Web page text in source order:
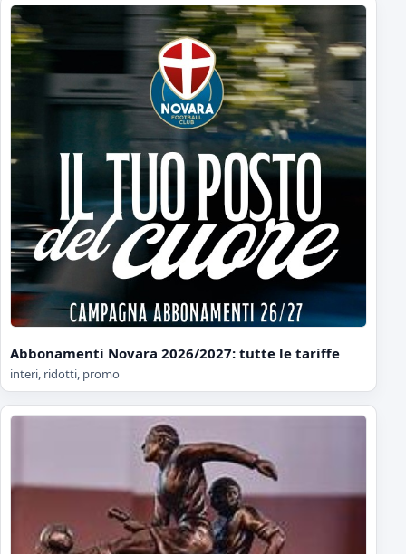
Abbonamenti Novara 2026/2027: tutte le tariffe
interi, ridotti, promo